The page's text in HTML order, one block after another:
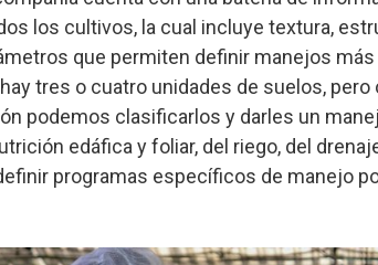
los cultivos, la cual incluye textura,
que permiten definir manejos
tres o cuatro unidades de suelos,
podemos clasificarlos y darles un
edáfica y foliar, del riego, del
programas específicos de manejo